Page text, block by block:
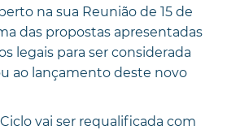
na sua Reunião de 15 de
das propostas apresentadas
legais para ser considerada
ao lançamento deste novo
Ciclo vai ser requalificada com